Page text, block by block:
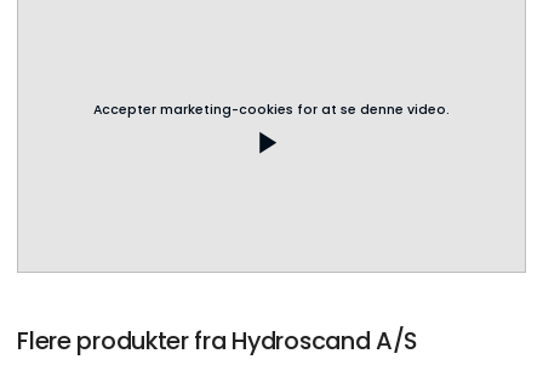
Accepter marketing-cookies for at se denne video.
play_arrow
Flere produkter fra Hydroscand A/S